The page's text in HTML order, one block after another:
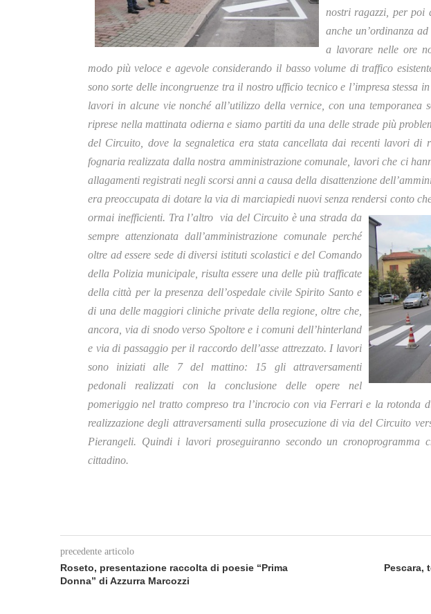
nostri ragazzi, per poi
anche un’ordinanza
a lavorare nelle ore
modo più veloce e agevole considerando il basso volume di traffico
sono sorte delle incongruenze tra il nostro ufficio tecnico e l’impresa stessa
lavori in alcune vie nonché all’utilizzo della vernice, con una temporanea
riprese nella mattinata odierna e siamo partiti da una delle strade più
del Circuito, dove la segnaletica era stata cancellata dai recenti lavori di
fognaria realizzata dalla nostra amministrazione comunale, lavori che ci
allagamenti registrati negli scorsi anni a causa della disattenzione
era preoccupata di dotare la via di marciapiedi nuovi senza rendersi conto
ormai inefficienti. Tra l’altro via del Circuito è una strada da
sempre attenzionata dall’amministrazione comunale perché
oltre ad essere sede di diversi istituti scolastici e del Comando
della Polizia municipale, risulta essere una delle più trafficate
della città per la presenza dell’ospedale civile Spirito Santo e
di una delle maggiori cliniche private della regione, oltre che,
ancora, via di snodo verso Spoltore e i comuni dell’hinterland
e via di passaggio per il raccordo dell’asse attrezzato. I lavori
sono iniziati alle 7 del mattino: 15 gli attraversamenti
pedonali realizzati con la conclusione delle opere nel
pomeriggio nel tratto compreso tra l’incrocio con via Ferrari e la rotonda
realizzazione degli attraversamenti sulla prosecuzione di via del Circuito
Pierangeli. Quindi i lavori proseguiranno secondo un
cittadino.
precedente articolo
Roseto, presentazione raccolta di poesie “Prima
Donna” di Azzurra Marcozzi
Pescara,